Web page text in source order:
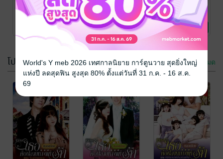
ทางแห่งรัก
Season 3 ตอน
คลื่นรักหวานฉ่ำ
อลัน&อลิส
หลอดน้อย
JINTANA
นิยายโรมานซ์
2 Rating
ทางแห่งรัก
Season 1 เล่ม
2 ตอน รักฉบับ
เคนหยก
หลอดน้อย/
JINTANA
นิยายโรมานซ์
9 Rating
-60%
เธอ...คือปลาย
ทางแห่งรัก
-60%
เธอ...คือปลาย
ทางแห่งรัก
โปรโมชัน ดูทั้งหมด
World's Y meb 2026 เทศกาลนิยาย การ์ตูนวาย สุดยิ่งใหญ่
แห่งปี ลดสุดฟิน สูงสุด 80% ตั้งแต่วันที่ 31 ก.ค. - 16 ส.ค.
69